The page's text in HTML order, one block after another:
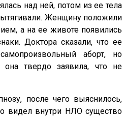
над ней, потом из ее тела
Женщину положили
а на ее животе появились
Доктора сказали, что ее
аборт, но
твердо заявила, что не
после чего выяснилось,
видел внутри НЛО существо